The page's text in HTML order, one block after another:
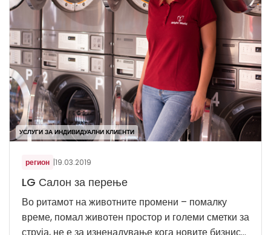
УСЛУГИ ЗА ИНДИВИДУАЛНИ КЛИЕНТИ
регион |19.03.2019
LG Салон за перење
Во ритамот на животните промени – помалку
време, помал животен простор и големи сметки за
струја, не е за изненадување кога новите бизнис...